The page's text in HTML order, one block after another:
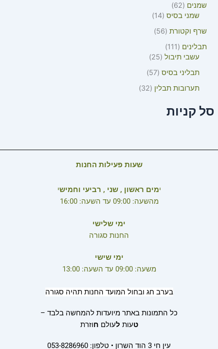
שמנים
62
שמני בסיס 14
שרף וקטורת 56
תבלינים
111
עשבי תיבול 25
תבליני בסיס 57
תערובות תבלין
32
סל קניות
שעות פעילות החנות
ימים ראשון , שני , רביעי וחמישי
מהשעה: 09:00 עד השעה: 16:00
ימי שלישי
החנות סגורה
ימי שישי
משעה: 09:00 עד השעה: 13:00
בערב חג ובחול המועד החנות תהיה סגורה
כל התמונות באתר מיועדות להמחשה בלבד –
טעות לעולם חוזרת
עין חי 3 הוד השרון • טלפון: 053-8286960